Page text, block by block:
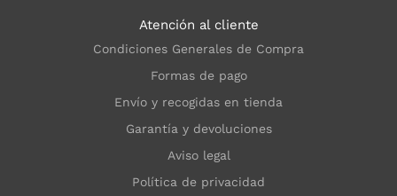
Atención al cliente
Condiciones Generales de Compra
Formas de pago
Envío y recogidas en tienda
Garantía y devoluciones
Aviso legal
Política de privacidad